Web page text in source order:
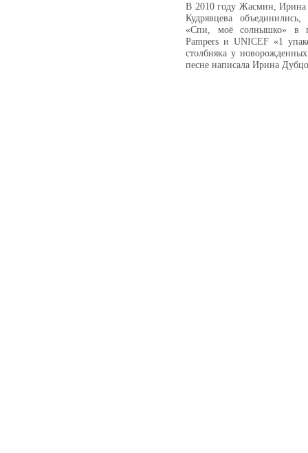
В 2010 году Жасмин, Ирина
Кудрявцева
«Спи, моё солнышко» в
Pampers и UNICEF «1
столбняка у
песне написала Ирина